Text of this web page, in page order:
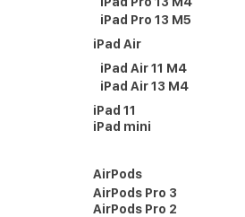
iPad Pro 13 M5
iPad Air
iPad Air 11 M4
iPad Air 13 M4
iPad 11
iPad mini
AirPods
AirPods Pro 3
AirPods Pro 2